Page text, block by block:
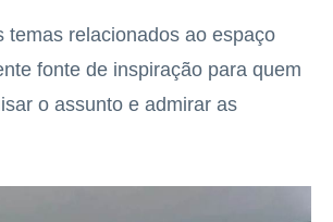
temas relacionados ao espaço
fonte de inspiração para quem
o assunto e admirar as